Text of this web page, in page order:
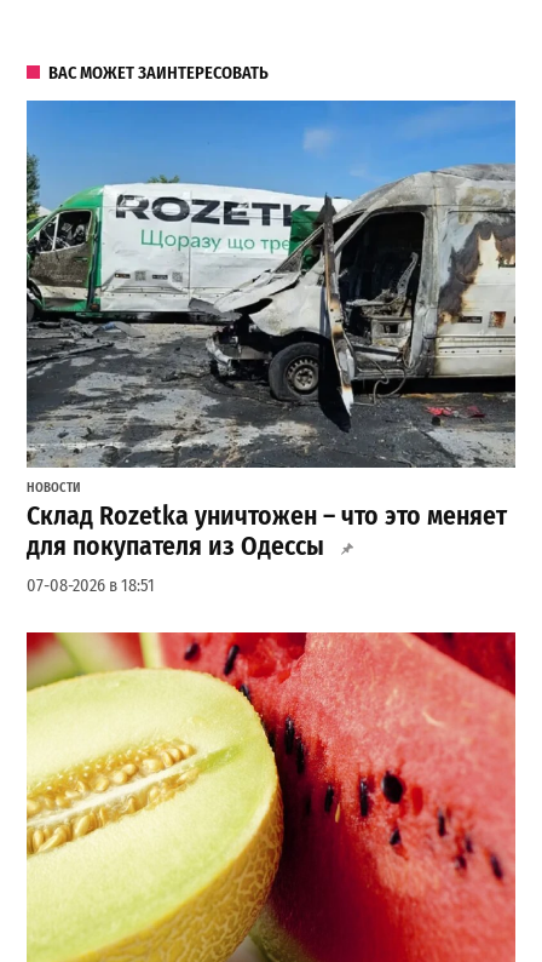
ВАС МОЖЕТ ЗАИНТЕРЕСОВАТЬ
НОВОСТИ
Склад Rozetka уничтожен – что это меняет
для покупателя из Одессы
07-08-2026 в 18:51